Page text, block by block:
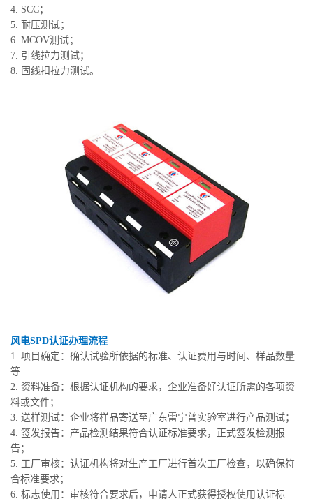
4. SCC；
5. 耐压测试；
6. MCOV测试；
7. 引线拉力测试；
8. 固线扣拉力测试。
风电SPD认证办理流程
1. 项目确定：确认试验所依据的标准、认证费用与时间、样品数量
等
2. 资料准备：根据认证机构的要求，企业准备好认证所需的各项资
料或文件；
3. 送样测试：企业将样品寄送至广东雷宁普实验室进行产品测试；
4. 签发报告：产品检测结果符合认证标准要求，正式签发检测报
告；
5. 工厂审核：认证机构将对生产工厂进行首次工厂检查，以确保符
合标准要求；
6. 标志使用：审核符合要求后，申请人正式获得授权使用认证标